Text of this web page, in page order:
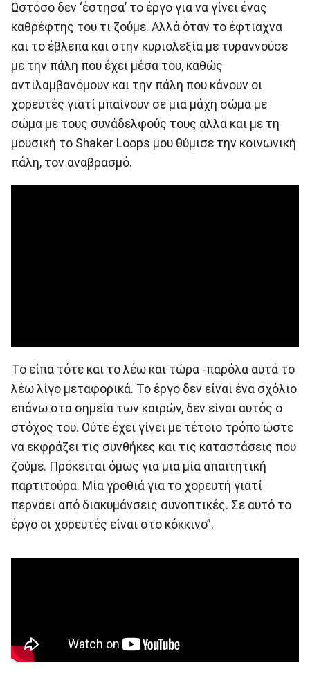
Ωστόσο δεν ‘έστησα’ το έργο για να γίνει ένας
καθρέφτης του τι ζούμε. Αλλά όταν το έφτιαχνα
και το έβλεπα και στην κυριολεξία με τυραννούσε
με την πάλη που έχει μέσα του, καθώς
αντιλαμβανόμουν και την πάλη που κάνουν οι
χορευτές γιατί μπαίνουν σε μια μάχη σώμα με
σώμα με τους συνάδελφούς τους αλλά και με τη
μουσική το Shaker Loops μου θύμισε την κοινωνική
πάλη, τον αναβρασμό.
Tο είπα τότε και το λέω και τώρα -παρόλα αυτά το
λέω λίγο μεταφορικά. Το έργο δεν είναι ένα σχόλιο
επάνω στα σημεία των καιρών, δεν είναι αυτός ο
στόχος του. Ούτε έχει γίνει με τέτοιο τρόπο ώστε
να εκφράζει τις συνθήκες και τις καταστάσεις που
ζούμε. Πρόκειται όμως για μια μία απαιτητική
παρτιτούρα. Μία γροθιά για το χορευτή γιατί
περνάει από διακυμάνσεις συνοπτικές. Σε αυτό το
έργο οι χορευτές είναι στο κόκκινο”.